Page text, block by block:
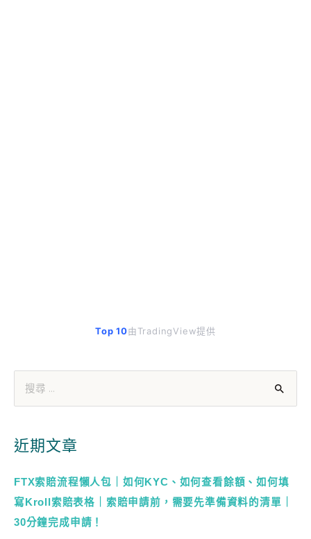
Top 10由TradingView提供
近期文章
FTX索賠流程懶人包｜如何KYC、如何查看餘額、如何填
寫Kroll索賠表格｜索賠申請前，需要先準備資料的清單｜
30分鐘完成申請！